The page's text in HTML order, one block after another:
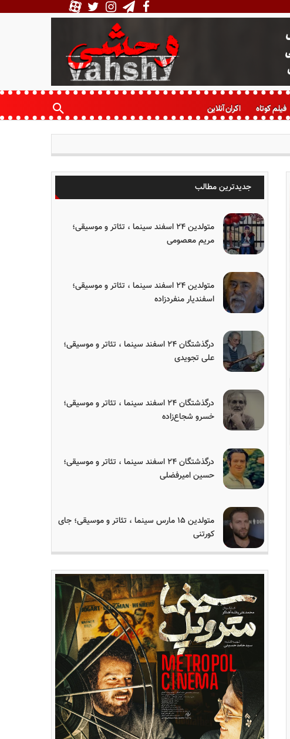
فیلم کوتاه اکران آنلاین
جدیدترین مطالب
متولدین ۲۴ اسفند سینما ، تئاتر و موسیقی؛
مریم معصومی
متولدین ۲۴ اسفند سینما ، تئاتر و موسیقی؛
اسفندیار منفردزاده
درگذشتگان ۲۴ اسفند سینما ، تئاتر و موسیقی؛
علی تجویدی
درگذشتگان ۲۴ اسفند سینما ، تئاتر و موسیقی؛
خسرو شجاع‌زاده
درگذشتگان ۲۴ اسفند سینما ، تئاتر و موسیقی؛
حسین امیرفضلی
متولدین ۱۵ مارس سینما ، تئاتر و موسیقی؛ جای
کورتنی